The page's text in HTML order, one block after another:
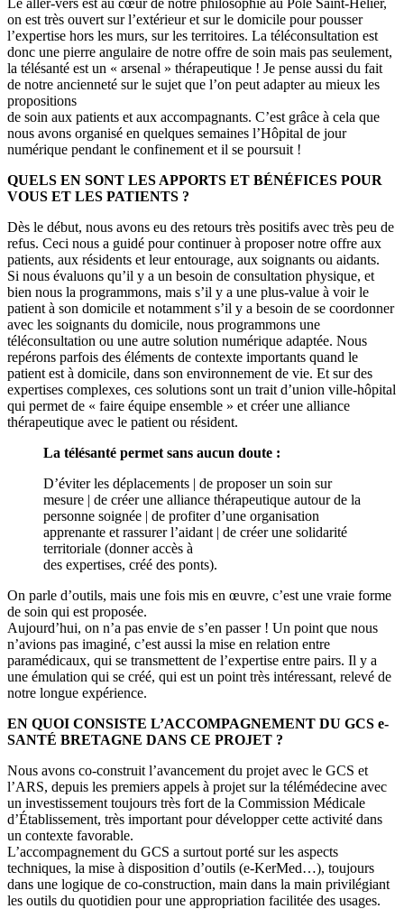
on est très ouvert sur l’extérieur et sur le domicile pour pousser
l’expertise hors les murs, sur les territoires. La téléconsultation est
donc une pierre angulaire de notre offre de soin mais pas seulement,
la télésanté est un « arsenal » thérapeutique ! Je pense aussi du fait
de notre ancienneté sur le sujet que l’on peut adapter au mieux les
propositions
de soin aux patients et aux accompagnants. C’est grâce à cela que
nous avons organisé en quelques semaines l’Hôpital de jour
numérique pendant le confinement et il se poursuit !
QUELS EN SONT LES APPORTS ET BÉNÉFICES POUR
VOUS ET LES PATIENTS ?
Dès le début, nous avons eu des retours très positifs avec très peu de
refus. Ceci nous a guidé pour continuer à proposer notre offre aux
patients, aux résidents et leur entourage, aux soignants ou aidants.
Si nous évaluons qu’il y a un besoin de consultation physique, et
bien nous la programmons, mais s’il y a une plus-value à voir le
patient à son domicile et notamment s’il y a besoin de se coordonner
avec les soignants du domicile, nous programmons une
téléconsultation ou une autre solution numérique adaptée. Nous
repérons parfois des éléments de contexte importants quand le
patient est à domicile, dans son environnement de vie. Et sur des
expertises complexes, ces solutions sont un trait d’union ville-hôpital
qui permet de « faire équipe ensemble » et créer une alliance
thérapeutique avec le patient ou résident.
La télésanté permet sans aucun doute :
D’éviter les déplacements | de proposer un soin sur
mesure | de créer une alliance thérapeutique autour de la
personne soignée | de profiter d’une organisation
apprenante et rassurer l’aidant | de créer une solidarité
territoriale (donner accès à
des expertises, créé des ponts).
On parle d’outils, mais une fois mis en œuvre, c’est une vraie forme
de soin qui est proposée.
Aujourd’hui, on n’a pas envie de s’en passer ! Un point que nous
n’avions pas imaginé, c’est aussi la mise en relation entre
paramédicaux, qui se transmettent de l’expertise entre pairs. Il y a
une émulation qui se créé, qui est un point très intéressant, relevé de
notre longue expérience.
EN QUOI CONSISTE L’ACCOMPAGNEMENT DU GCS e-
SANTÉ BRETAGNE DANS CE PROJET ?
Nous avons co-construit l’avancement du projet avec le GCS et
l’ARS, depuis les premiers appels à projet sur la télémédecine avec
un investissement toujours très fort de la Commission Médicale
d’Établissement, très important pour développer cette activité dans
un contexte favorable.
L’accompagnement du GCS a surtout porté sur les aspects
techniques, la mise à disposition d’outils (e-KerMed…), toujours
dans une logique de co-construction, main dans la main privilégiant
les outils du quotidien pour une appropriation facilitée des usages.